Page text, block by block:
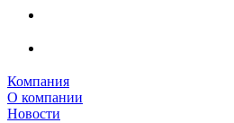
Компания
О компании
Новости